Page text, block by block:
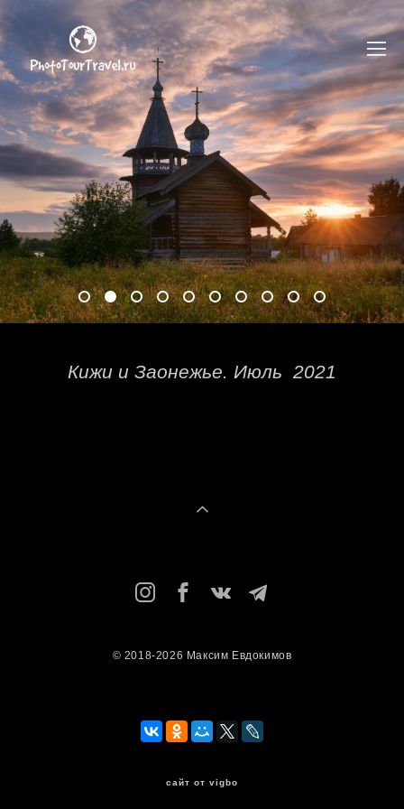
Кижи и Заонежье. Июль 2021
© 2018-2026 Максим Евдокимов
сайт от vigbo